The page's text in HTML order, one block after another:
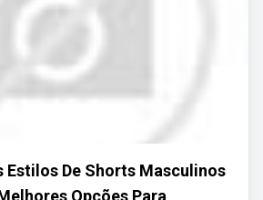
Estilos De Shorts Masculinos
Opções Para